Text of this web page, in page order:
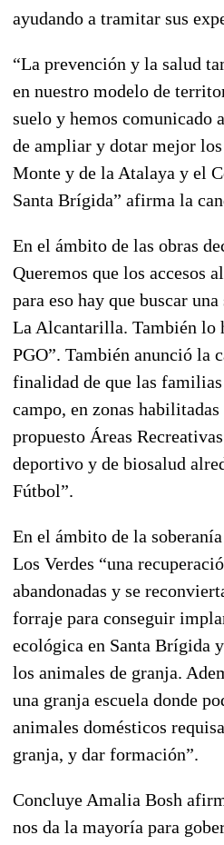
ayudando a tramitar sus
“La prevención y la salud
en nuestro modelo de
suelo y hemos comunicado
de ampliar y dotar mejor
Monte y de la Atalaya y el
Santa Brígida” afirma la
En el ámbito de las obras
Queremos que los accesos
para eso hay que buscar
La Alcantarilla. También lo
PGO”. También anunció la
finalidad de que las
campo, en zonas
propuesto Áreas
deportivo y de biosalud
Fútbol”.
En el ámbito de la
Los Verdes “una
abandonadas y se
forraje para conseguir
ecológica en Santa Brígida
los animales de granja.
una granja escuela donde
animales domésticos
granja, y dar formación”.
Concluye Amalia Bosh
nos da la mayoría para